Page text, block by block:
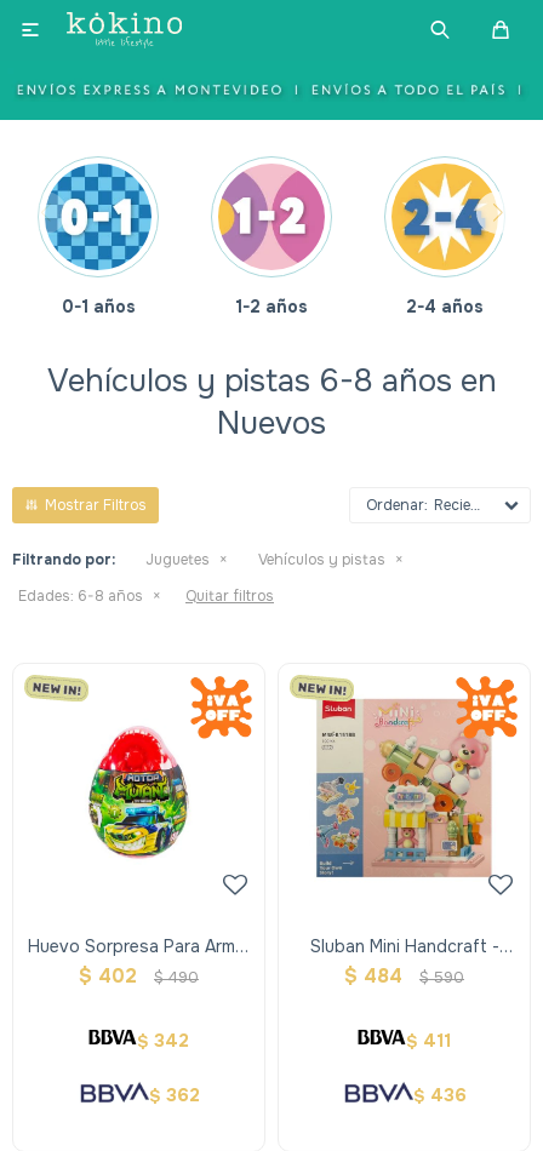

1-2 años 2-4 años 4-6 años
Vehículos y pistas 6-8 años en
Nuevos
Recientes
Filtrando por: Juguetes
Vehículos y pistas
Edades: 6-8 años Quitar filtros
Huevo Sorpresa Para Armar
Un Vehiculo
$ 402 $490
$ 342
$ 362
Sluban Mini Handcraft -
Juguetería
$ 484 $ 590
$ 411
$ 436